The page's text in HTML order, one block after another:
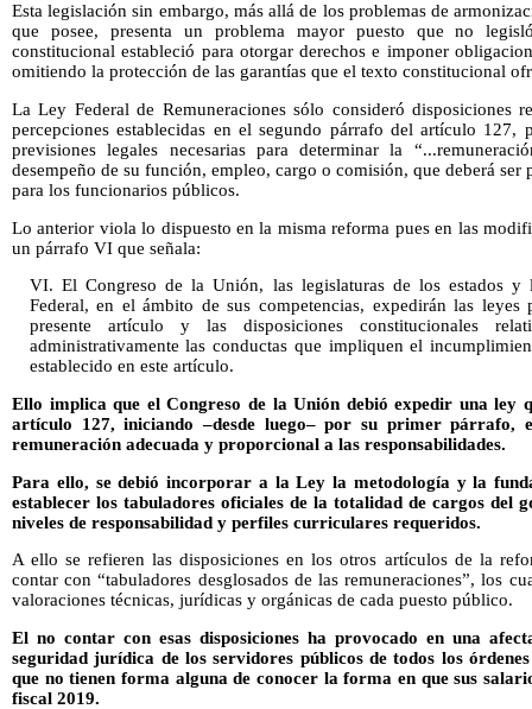
Esta legislación sin embargo, más allá de los problemas de
que posee, presenta un problema mayor puesto que no
constitucional estableció para otorgar derechos e imponer
omitiendo la protección de las garantías que el texto constitucional
La Ley Federal de Remuneraciones sólo consideró disposiciones
percepciones establecidas en el segundo párrafo del artículo 127,
previsiones legales necesarias para determinar la
desempeño de su función, empleo, cargo o comisión, que deberá ser
para los funcionarios públicos.
Lo anterior viola lo dispuesto en la misma reforma pues en las
un párrafo VI que señala:
VI. El Congreso de la Unión, las legislaturas de los estados y
Federal, en el ámbito de sus competencias, expedirán las
presente artículo y las disposiciones constitucionales
administrativamente las conductas que impliquen el
establecido en este artículo.
Ello implica que el Congreso de la Unión debió expedir una ley
artículo 127, iniciando –desde luego– por su primer párrafo,
remuneración adecuada y proporcional a las responsabilidades.
Para ello, se debió incorporar a la Ley la metodología y la
establecer los tabuladores oficiales de la totalidad de cargos del
niveles de responsabilidad y perfiles curriculares requeridos.
A ello se refieren las disposiciones en los otros artículos de la
contar con “tabuladores desglosados de las remuneraciones”, los
valoraciones técnicas, jurídicas y orgánicas de cada puesto público.
El no contar con esas disposiciones ha provocado en una
seguridad jurídica de los servidores públicos de todos los
que no tienen forma alguna de conocer la forma en que sus
fiscal 2019.